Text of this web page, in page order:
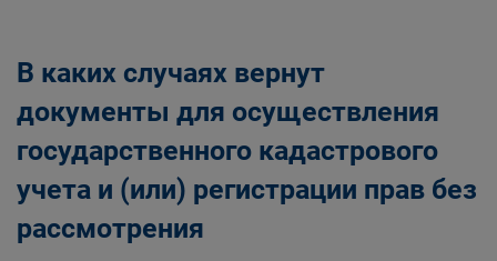
В каких случаях вернут
документы для осуществления
государственного кадастрового
учета и (или) регистрации прав без
рассмотрения